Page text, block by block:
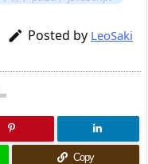
 Posted by LeoSaki
Copy